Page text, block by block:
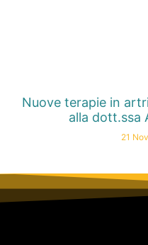
Nuove terapie in
alla dott.ssa
21